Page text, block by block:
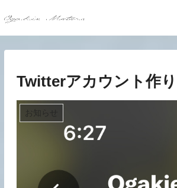
Twitterアカウント作
お知らせ